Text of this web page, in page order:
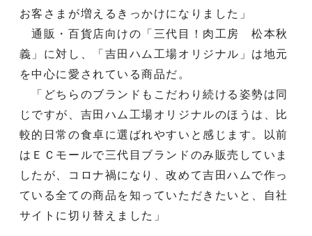
お客さまが増えるきっかけになりました」
通販・百貨店向けの「三代目！肉工房 松本秋
義」に対し、「吉田ハム工場オリジナル」は地元
を中心に愛されている商品だ。
「どちらのブランドもこだわり続ける姿勢は同
じですが、吉田ハム工場オリジナルのほうは、比
較的日常の食卓に選ばれやすいと感じます。以前
はＥＣモールで三代目ブランドのみ販売していま
したが、コロナ禍になり、改めて吉田ハムで作っ
ている全ての商品を知っていただきたいと、自社
サイトに切り替えました」